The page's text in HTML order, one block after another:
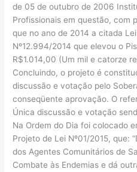
de 05 de outubro de 2006
Profissionais em questão, com
que no ano de 2014 a citada
Nº12.994/2014 que elevou o
R$1.014,00 (Um mil e catorze
Concluindo, o projeto é
discussão e votação pelo
conseqüente aprovação. O
Única discussão e votação
Na Ordem do Dia foi colocado
Projeto de Lei Nº01/2015, que:
dos Agentes Comunitários de
Combate às Endemias e dá